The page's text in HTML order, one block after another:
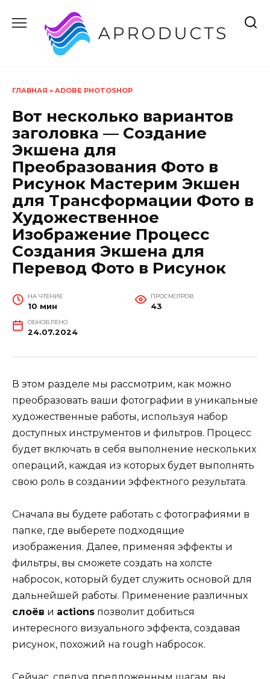
содержанию
ГЛАВНАЯ » ADOBE PHOTOSHOP
Вот несколько вариантов
заголовка — Создание
Экшена для
Преобразования Фото в
Рисунок Мастерим Экшен
для Трансформации Фото в
Художественное
Изображение Процесс
Создания Экшена для
Перевод Фото в Рисунок
НА ЧТЕНИЕ
10 мин
ПРОСМОТРОВ
43
ОБНОВЛЕНО
24.07.2024
В этом разделе мы рассмотрим, как можно
преобразовать ваши фотографии в уникальные
художественные работы, используя набор
доступных инструментов и фильтров. Процесс
будет включать в себя выполнение нескольких
операций, каждая из которых будет выполнять
свою роль в создании эффектного результата.
Сначала вы будете работать с фотографиями в
папке, где выберете подходящие
изображения. Далее, применяя эффекты и
фильтры, вы сможете создать на холсте
набросок, который будет служить основой для
дальнейшей работы. Применение различных
слоёв и actions позволит добиться
интересного визуального эффекта, создавая
рисунок, похожий на rough набросок.